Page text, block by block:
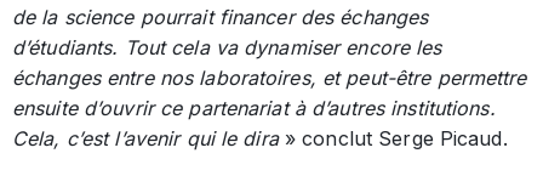
de la science pourrait financer des échanges
d’étudiants. Tout cela va dynamiser encore les
échanges entre nos laboratoires, et peut-être permettre
ensuite d’ouvrir ce partenariat à d’autres institutions.
Cela, c’est l’avenir qui le dira » conclut Serge Picaud.